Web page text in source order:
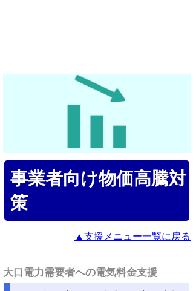
事業者向け物価高騰対
策
▲支援メニュー一覧に戻る
大口電力需要者への電気料金支援